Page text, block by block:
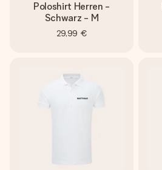
Poloshirt Herren -
Schwarz - M
29,99 €